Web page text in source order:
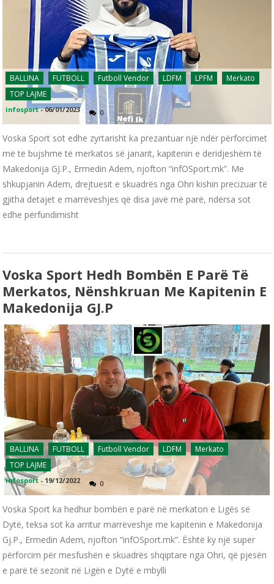
BALLINA FUTBOLL Futboll Vendor LDFM LPFM
Merkato
TOP LAJME
infosport -06/01/2023 0
Voska Sport sot edhe zyrtarisht ka prezantuar një ndër përforcimet
më të bujshme të merkatos së janarit, kapitenin e deridjeshëm të
Makedonija GJ.P., Ermedin Adem, njofton “infOSport.mk”. Me
shkupjanin Adem, drejtuesit e skuadrës nga Ohri kishin precizuar të
gjitha detajet e marrëveshjes që disa javë më parë, ndërsa sot
edhe përfundimisht
Voska Sport Hedh Bombën E Parë Të
Merkatos, Nënshkruan Me Kapitenin E
Makedonija GJ.P
BALLINA FUTBOLL Futboll Vendor LDFM
Merkato
TOP LAJME
infosport - 19/12/2022 0
Voska Sport ka hedhur bombën e parë në merkaton e Ligës së
Dytë, teksa sot ka arritur marrëveshje me kapitenin e Makedonija
Gj.P., Ermedin Adem, njofton “infOSport.mk”. Është ky një super
përforcim për mesfushën e skuadrës shqiptare nga Ohri, që pjesën
e parë të sezonit në Ligën e Dytë e mbylli